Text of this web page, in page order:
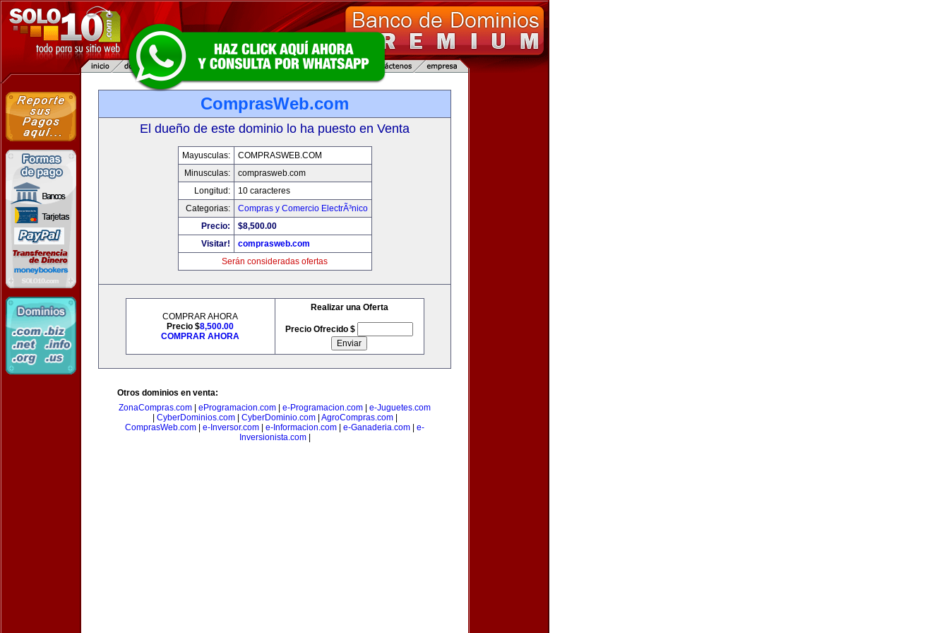
ComprasWeb.com
El dueño de este dominio lo ha puesto en Venta
Mayusculas:
COMPRASWEB.COM
Minusculas:
comprasweb.com
Longitud:
10 caracteres
Categorias:
Compras y Comercio ElectrÃ³nico
Precio:
$8,500.00
Visitar!
comprasweb.com
Serán consideradas ofertas
COMPRAR AHORA
Precio $8,500.00
COMPRAR AHORA
Realizar una Oferta
Precio Ofrecido $
Otros dominios en venta:
ZonaCompras.com
eProgramacion.com e-Programacion.com
e-Juguetes.com
CyberDominios.com| CyberDominio.com| AgroCompras.com|
ComprasWeb.com
e-Inversor.com e-Informacion.com e-Ganaderia.com
e-
Inversionista.com|